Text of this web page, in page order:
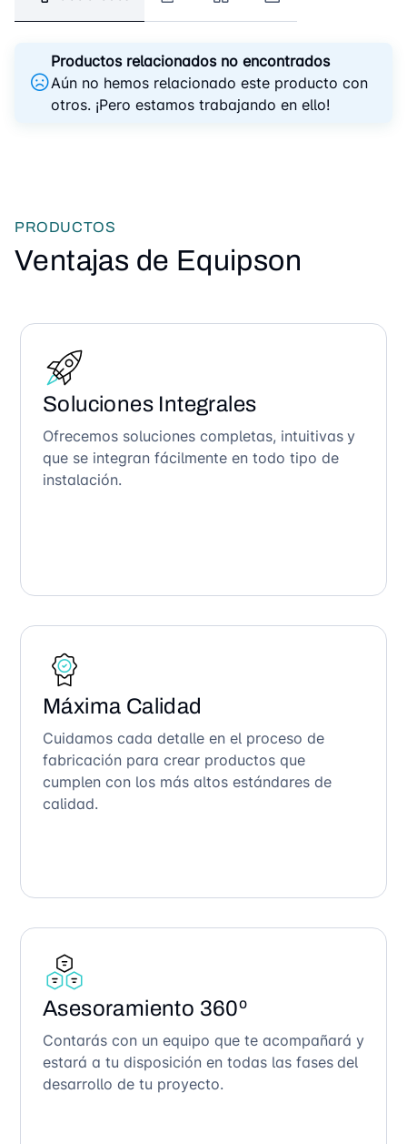
Productos relacionados no encontrados
Aún no hemos relacionado este producto con
otros. ¡Pero estamos trabajando en ello!
PRODUCTOS
Ventajas de Equipson
Soluciones Integrales
Ofrecemos soluciones completas, intuitivas y
que se integran fácilmente en todo tipo de
instalación.
Máxima Calidad
Cuidamos cada detalle en el proceso de
fabricación para crear productos que
cumplen con los más altos estándares de
calidad.
Asesoramiento 360º
Contarás con un equipo que te acompañará y
estará a tu disposición en todas las fases del
desarrollo de tu proyecto.